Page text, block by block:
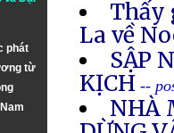
phát
từ
Thấy
La về
SẬP
KỊCH --
NHÀ